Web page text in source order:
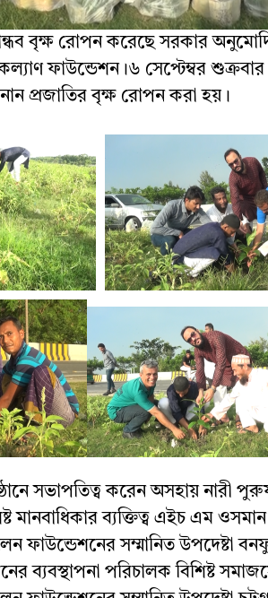
বৃক্ষ রোপন করেছে সরকার
ফাউন্ডেশন।৬ সেপ্টেম্বর শুক্রবার
প্রজাতির বৃক্ষ রোপন করা হয়।
সভাপতিত্ব করেন অসহায় নারী
মানবাধিকার ব্যক্তিত্ব এইচ এম
ফাউন্ডেশনের সম্মানিত উপদেষ্টা
ব্যবস্থাপনা পরিচালক বিশিষ্ট